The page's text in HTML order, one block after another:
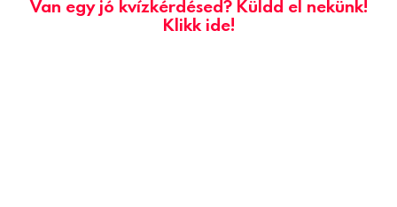
Van egy jó kvízkérdésed? Küldd el nekünk!
Klikk ide!